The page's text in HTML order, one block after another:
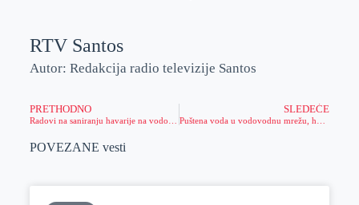
RTV Santos
Autor: Redakcija radio televizije Santos
PRETHODNO SLEDEĆE
POVEZANE vesti